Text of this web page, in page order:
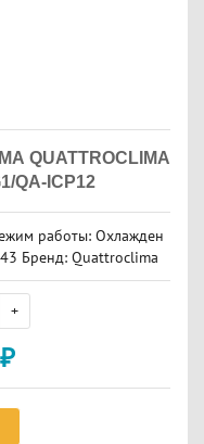
QUATTROCLIMA
QA-ICP12
работы: Охлажден
Бренд: Quattroclima
₽